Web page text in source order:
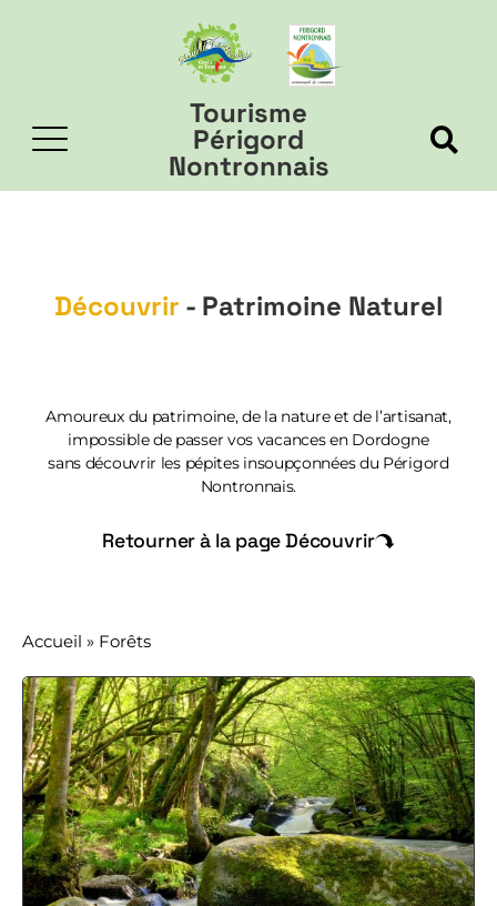
Tourisme
Périgord
Nontronnais
Découvrir - Patrimoine Naturel
Amoureux du patrimoine, de la nature et de l’artisanat,
impossible de passer vos vacances en Dordogne
sans découvrir les pépites insoupçonnées du Périgord
Nontronnais.
Retourner à la page Découvrir
Accueil » Forêts